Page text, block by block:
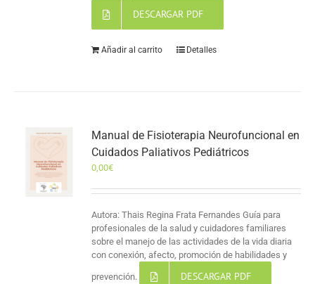
DESCARGAR PDF
Añadir al carrito Detalles
Manual de Fisioterapia Neurofuncional en
Cuidados Paliativos Pediátricos
0,00€
Autora: Thais Regina Frata Fernandes Guía para
profesionales de la salud y cuidadores familiares
sobre el manejo de las actividades de la vida diaria
con conexión, afecto, promoción de habilidades y
prevención. DESCARGAR PDF